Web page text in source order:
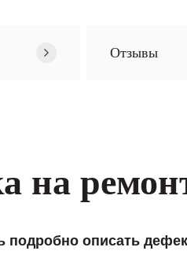
Отзывы
на
подробно описать